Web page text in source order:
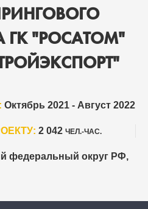
"РОСАТОМ"
Октябрь 2021 - Август 2022
2 042 ЧЕЛ.-ЧАС.
федеральный округ РФ,